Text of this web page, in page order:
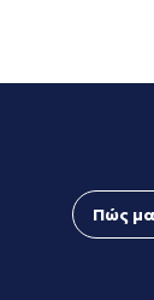
Πώς